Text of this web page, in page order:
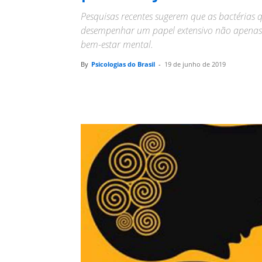
Pesquisas recentes sugerem que as
desempenhar um papel extensivo não
bem-estar mental.
By Psicologias do Brasil - 19 de junho de 2019